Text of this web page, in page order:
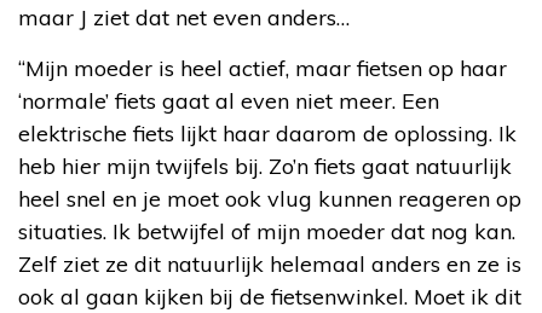
maar J ziet dat net even anders…
“Mijn moeder is heel actief, maar fietsen op haar
‘normale’ fiets gaat al even niet meer. Een
elektrische fiets lijkt haar daarom de oplossing. Ik
heb hier mijn twijfels bij. Zo’n fiets gaat natuurlijk
heel snel en je moet ook vlug kunnen reageren op
situaties. Ik betwijfel of mijn moeder dat nog kan.
Zelf ziet ze dit natuurlijk helemaal anders en ze is
ook al gaan kijken bij de fietsenwinkel. Moet ik dit